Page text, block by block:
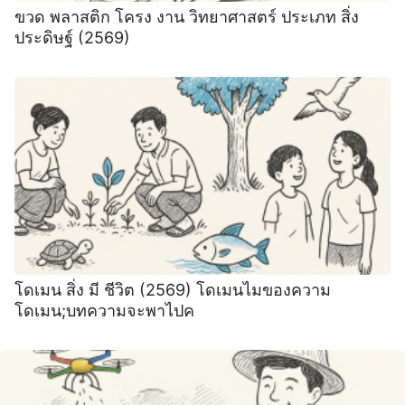
ขวด พลาสติก โครง งาน วิทยาศาสตร์ ประเภท สิ่ง
ประดิษฐ์ (2569)
โดเมน สิ่ง มี ชีวิต (2569) โดเมนไมของความ
โดเมน;บทความจะพาไปค